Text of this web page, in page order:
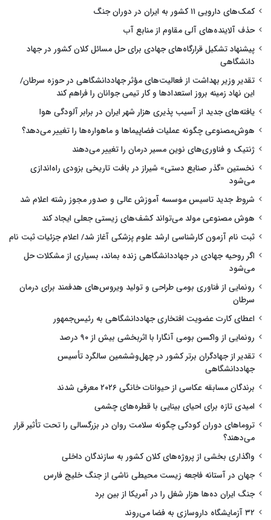
کمک‌های دارویی ۱۱ کشور به ایران در دوران جنگ
حذف آلاینده‌های آلی مقاوم از منابع آب
پیشنهاد تشکیل قرارگاه‌های جهادی برای حل مسائل کلان کشور در جهاد
دانشگاهی
تقدیر وزیر بهداشت از فعالیت‌های مؤثر جهاددانشگاهی در حوزه سرطان/
این نهاد زمینه بروز استعدادها و کار تیمی جوانان را فراهم کند
یافته‌های جدید از آسیب پذیری هزار شهر ایران در برابر آلودگی هوا
هوش‌مصنوعی چگونه عملیات فضاپیماها و ماهواره‌ها را تغییر می‌دهد؟
ژنتیک و فناوری‌های نوین مسیر درمان را تغییر می‌دهند
نخستین «گذر صنایع دستی» شیراز در بافت تاریخی بزودی راه‌اندازی
می‌شود
شروط جدید تاسیس موسسه آموزش عالی و صدور مجوز رشته اعلام شد
هوش مصنوعی مولد می‌تواند کشف‌های زیستی جعلی ایجاد کند
ثبت نام آزمون کارشناسی ارشد علوم پزشکی آغاز شد/ اعلام جزئیات ثبت نام
اگر روحیه جهادی در جهاددانشگاهی زنده بماند، بسیاری از مشکلات حل
می‌شود
رونمایی از فناوری بومی طراحی و تولید ویروس‌های هدفمند برای درمان
سرطان
اعطای کارت عضویت افتخاری جهاددانشگاهی به رئیس‌جمهور
رونمایی از واکسن بومی آنگارا با اثربخشی بیش از ۹۰ درصد
تقدیر از جهادگران برتر کشور در چهل‌وششمین سالگرد تأسیس
جهاددانشگاهی
برندگان مسابقه عکاسی از حیوانات خانگی ۲۰۲۶ معرفی شدند
امیدی تازه برای احیای بینایی با قطره‌های چشمی
تروماهای دوران کودکی چگونه سلامت روان در بزرگسالی را تحت تأثیر قرار
می‌دهند؟
واگذاری بخشی از پروژه‌های کلان کشور به سازندگان داخلی
جهان در آستانه فاجعه زیست محیطی ناشی از جنگ خلیج فارس
جنگ ایران ده‌ها هزار شغل را در آمریکا از بین برد
۳۲ آزمایشگاه داروسازی به فضا می‌روند